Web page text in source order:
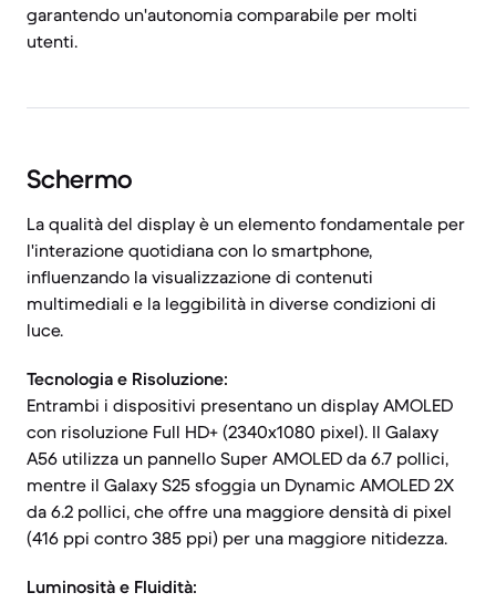
garantendo un'autonomia comparabile per molti
utenti.
Schermo
La qualità del display è un elemento fondamentale per
l'interazione quotidiana con lo smartphone,
influenzando la visualizzazione di contenuti
multimediali e la leggibilità in diverse condizioni di
luce.
Tecnologia e Risoluzione:
Entrambi i dispositivi presentano un display AMOLED
con risoluzione Full HD+ (2340x1080 pixel). Il Galaxy
A56 utilizza un pannello Super AMOLED da 6.7 pollici,
mentre il Galaxy S25 sfoggia un Dynamic AMOLED 2X
da 6.2 pollici, che offre una maggiore densità di pixel
(416 ppi contro 385 ppi) per una maggiore nitidezza.
Luminosità e Fluidità: